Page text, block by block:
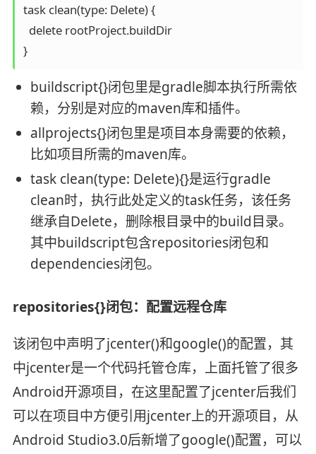
task clean(type: Delete) {
  delete rootProject.buildDir
}
buildscript{}闭包里是gradle脚本执行所需依
赖，分别是对应的maven库和插件。
allprojects{}闭包里是项目本身需要的依赖，
比如项目所需的maven库。
task clean(type: Delete){}是运行gradle
clean时，执行此处定义的task任务，该任务
继承自Delete，删除根目录中的build目录。
其中buildscript包含repositories闭包和
dependencies闭包。
repositories{}闭包：配置远程仓库
该闭包中声明了jcenter()和google()的配置，其
中jcenter是一个代码托管仓库，上面托管了很多
Android开源项目，在这里配置了jcenter后我们
可以在项目中方便引用jcenter上的开源项目，从
Android Studio3.0后新增了google()配置，可以